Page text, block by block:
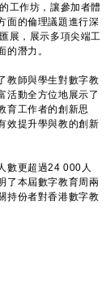
作坊，讓參加者體
面的倫理議題進行深
展，展示多項尖端工
潛力。
師與學生對數字教
活動全方位地展示了
育工作者的創新思
效提升學與教的創新
數更超過24 000人
了本屆數字教育周兩
持份者對香港數字教